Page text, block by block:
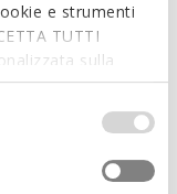
e strumenti
TUTTI
sulla
quali cookies ed
Per maggiori
momento le